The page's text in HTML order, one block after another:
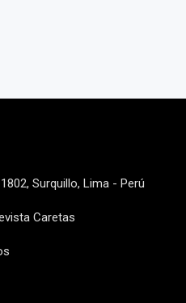
Surquillo, Lima - Perú
Caretas